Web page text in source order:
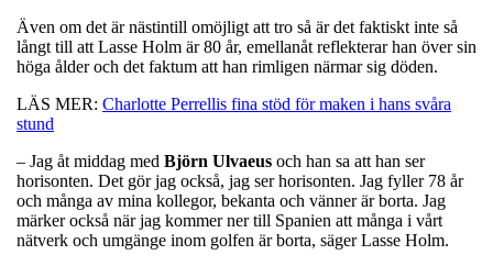
Även om det är nästintill omöjligt att tro så är det faktiskt inte så
långt till att Lasse Holm är 80 år, emellanåt reflekterar han över sin
höga ålder och det faktum att han rimligen närmar sig döden.
LÄS MER: Charlotte Perrellis fina stöd för maken i hans svåra
stund
– Jag åt middag med Björn Ulvaeus och han sa att han ser
horisonten. Det gör jag också, jag ser horisonten. Jag fyller 78 år
och många av mina kollegor, bekanta och vänner är borta. Jag
märker också när jag kommer ner till Spanien att många i vårt
nätverk och umgänge inom golfen är borta, säger Lasse Holm.